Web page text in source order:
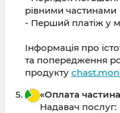
рівними частинами
- Перший платіж у
Інформація про
та попередження
продукту
«Оплата
Надавач послуг: